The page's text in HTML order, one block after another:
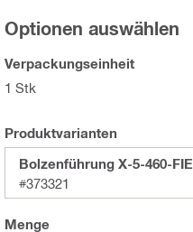
Optionen auswählen
Verpackungseinheit
1 Stk
Produktvarianten
Bolzenführung X-5-460-FIE
#373321
Menge